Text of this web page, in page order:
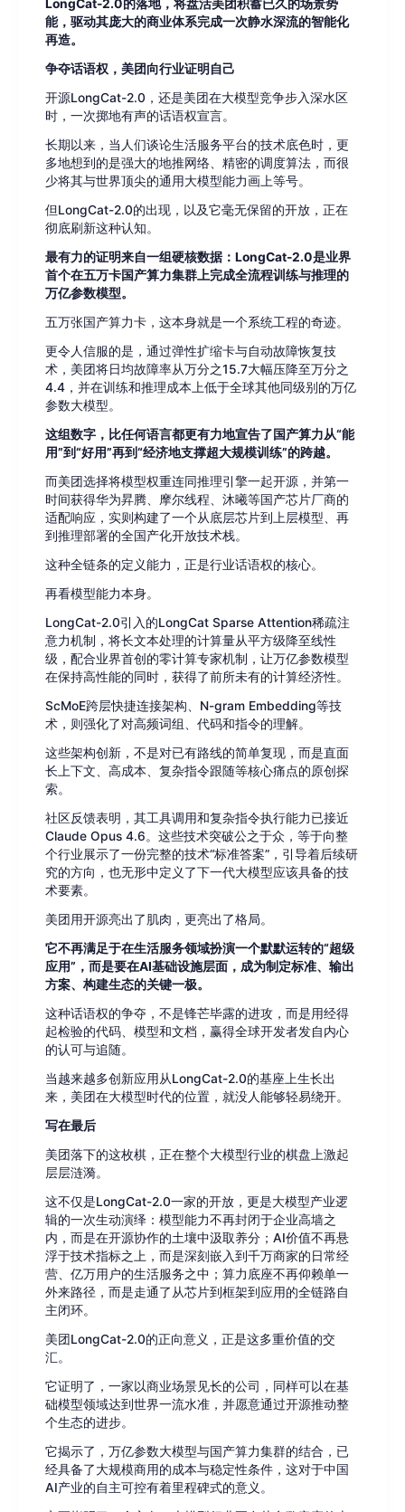
LongCat-2.0的落地，将盘活美团积蓄已久的场景势
能，驱动其庞大的商业体系完成一次静水深流的智能化
再造。
争夺话语权，美团向行业证明自己
开源LongCat-2.0，还是美团在大模型竞争步入深水区
时，一次掷地有声的话语权宣言。
长期以来，当人们谈论生活服务平台的技术底色时，更
多地想到的是强大的地推网络、精密的调度算法，而很
少将其与世界顶尖的通用大模型能力画上等号。
但LongCat-2.0的出现，以及它毫无保留的开放，正在
彻底刷新这种认知。
最有力的证明来自一组硬核数据：LongCat-2.0是业界
首个在五万卡国产算力集群上完成全流程训练与推理的
万亿参数模型。
五万张国产算力卡，这本身就是一个系统工程的奇迹。
更令人信服的是，通过弹性扩缩卡与自动故障恢复技
术，美团将日均故障率从万分之15.7大幅压降至万分之
4.4，并在训练和推理成本上低于全球其他同级别的万亿
参数大模型。
这组数字，比任何语言都更有力地宣告了国产算力从“能
用”到“好用”再到“经济地支撑超大规模训练”的跨越。
而美团选择将模型权重连同推理引擎一起开源，并第一
时间获得华为昇腾、摩尔线程、沐曦等国产芯片厂商的
适配响应，实则构建了一个从底层芯片到上层模型、再
到推理部署的全国产化开放技术栈。
这种全链条的定义能力，正是行业话语权的核心。
再看模型能力本身。
LongCat-2.0引入的LongCat Sparse Attention稀疏注
意力机制，将长文本处理的计算量从平方级降至线性
级，配合业界首创的零计算专家机制，让万亿参数模型
在保持高性能的同时，获得了前所未有的计算经济性。
ScMoE跨层快捷连接架构、N-gram Embedding等技
术，则强化了对高频词组、代码和指令的理解。
这些架构创新，不是对已有路线的简单复现，而是直面
长上下文、高成本、复杂指令跟随等核心痛点的原创探
索。
社区反馈表明，其工具调用和复杂指令执行能力已接近
Claude Opus 4.6。这些技术突破公之于众，等于向整
个行业展示了一份完整的技术“标准答案”，引导着后续研
究的方向，也无形中定义了下一代大模型应该具备的技
术要素。
美团用开源亮出了肌肉，更亮出了格局。
它不再满足于在生活服务领域扮演一个默默运转的“超级
应用”，而是要在AI基础设施层面，成为制定标准、输出
方案、构建生态的关键一极。
这种话语权的争夺，不是锋芒毕露的进攻，而是用经得
起检验的代码、模型和文档，赢得全球开发者发自内心
的认可与追随。
当越来越多创新应用从LongCat-2.0的基座上生长出
来，美团在大模型时代的位置，就没人能够轻易绕开。
写在最后
美团落下的这枚棋，正在整个大模型行业的棋盘上激起
层层涟漪。
这不仅是LongCat-2.0一家的开放，更是大模型产业逻
辑的一次生动演绎：模型能力不再封闭于企业高墙之
内，而是在开源协作的土壤中汲取养分；AI价值不再悬
浮于技术指标之上，而是深刻嵌入到千万商家的日常经
营、亿万用户的生活服务之中；算力底座不再仰赖单一
外来路径，而是走通了从芯片到框架到应用的全链路自
主闭环。
美团LongCat-2.0的正向意义，正是这多重价值的交
汇。
它证明了，一家以商业场景见长的公司，同样可以在基
础模型领域达到世界一流水准，并愿意通过开源推动整
个生态的进步。
它揭示了，万亿参数大模型与国产算力集群的结合，已
经具备了大规模商用的成本与稳定性条件，这对于中国
AI产业的自主可控有着里程碑式的意义。